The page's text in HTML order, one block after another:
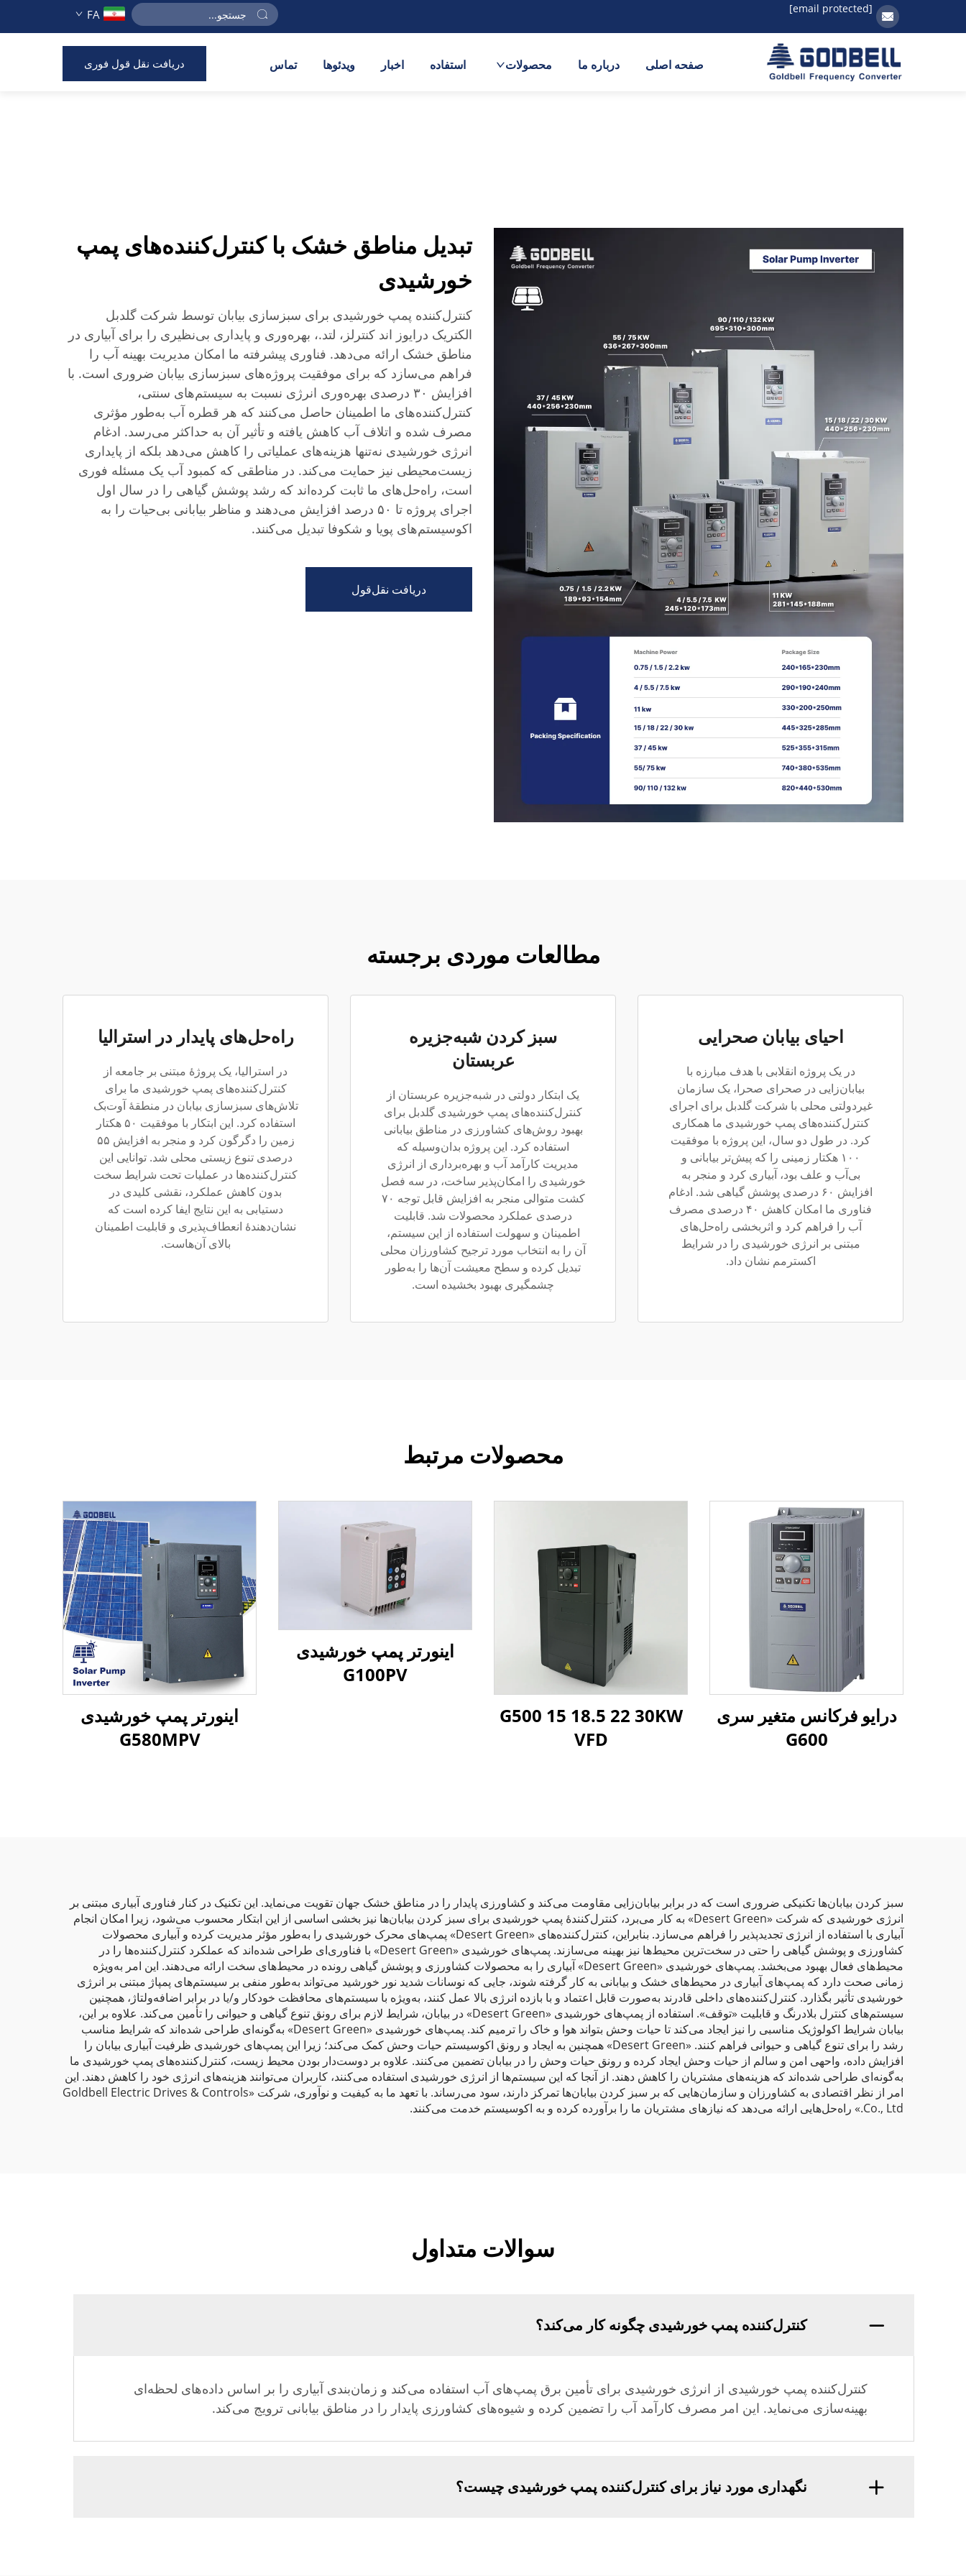
[email protected]
FA
صفحه اصلی درباره ما محصولات استفاده اخبار ویدئوها تماس دریافت نقل قول فوری
تبدیل مناطق خشک با کنترل‌کننده‌های پمپ
خورشیدی
کنترل‌کننده پمپ خورشیدی برای سبزسازی بیابان توسط شرکت گلدبل
الکتریک درایوز اند کنترلز، لتد.، بهره‌وری و پایداری بی‌نظیری را برای آبیاری در
مناطق خشک ارائه می‌دهد. فناوری پیشرفته ما امکان مدیریت بهینه آب را
فراهم می‌سازد که برای موفقیت پروژه‌های سبزسازی بیابان ضروری است. با
افزایش ۳۰ درصدی بهره‌وری انرژی نسبت به سیستم‌های سنتی،
کنترل‌کننده‌های ما اطمینان حاصل می‌کنند که هر قطره آب به‌طور مؤثری
مصرف شده و اتلاف آب کاهش یافته و تأثیر آن به حداکثر می‌رسد. ادغام
انرژی خورشیدی نه‌تنها هزینه‌های عملیاتی را کاهش می‌دهد بلکه از پایداری
زیست‌محیطی نیز حمایت می‌کند. در مناطقی که کمبود آب یک مسئله فوری
است، راه‌حل‌های ما ثابت کرده‌اند که رشد پوشش گیاهی را در سال اول
اجرای پروژه تا ۵۰ درصد افزایش می‌دهند و مناظر بیابانی بی‌حیات را به
اکوسیستم‌های پویا و شکوفا تبدیل می‌کنند.
دریافت نقل‌قول
مطالعات موردی برجسته
احیای بیابان صحرایی
در یک پروژه انقلابی با هدف مبارزه با
بیابان‌زایی در صحرای صحرا، یک سازمان
غیردولتی محلی با شرکت گلدبل برای اجرای
کنترل‌کننده‌های پمپ خورشیدی ما همکاری
کرد. در طول دو سال، این پروژه با موفقیت
۱۰۰ هکتار زمینی را که پیش‌تر بیابانی و
بی‌آب و علف بود، آبیاری کرد و منجر به
افزایش ۶۰ درصدی پوشش گیاهی شد. ادغام
فناوری ما امکان کاهش ۴۰ درصدی مصرف
آب را فراهم کرد و اثربخشی راه‌حل‌های
مبتنی بر انرژی خورشیدی را در شرایط
اکسترمم نشان داد.
سبز کردن شبه‌جزیره
عربستان
یک ابتکار دولتی در شبه‌جزیره عربستان از
کنترل‌کننده‌های پمپ خورشیدی گلدبل برای
بهبود روش‌های کشاورزی در مناطق بیابانی
استفاده کرد. این پروژه بدان‌وسیله که
مدیریت کارآمد آب و بهره‌برداری از انرژی
خورشیدی را امکان‌پذیر ساخت، در سه فصل
کشت متوالی منجر به افزایش قابل توجه ۷۰
درصدی عملکرد محصولات شد. قابلیت
اطمینان و سهولت استفاده از این سیستم،
آن را به انتخاب مورد ترجیح کشاورزان محلی
تبدیل کرده و سطح معیشت آن‌ها را به‌طور
چشمگیری بهبود بخشیده است.
راه‌حل‌های پایدار در استرالیا
در استرالیا، یک پروژهٔ مبتنی بر جامعه از
کنترل‌کننده‌های پمپ خورشیدی ما برای
تلاش‌های سبزسازی بیابان در منطقهٔ آوت‌بک
استفاده کرد. این ابتکار با موفقیت ۵۰ هکتار
زمین را دگرگون کرد و منجر به افزایش ۵۵
درصدی تنوع زیستی محلی شد. توانایی این
کنترل‌کننده‌ها در عملیات تحت شرایط سخت
بدون کاهش عملکرد، نقشی کلیدی در
دستیابی به این نتایج ایفا کرده است که
نشان‌دهندهٔ انعطاف‌پذیری و قابلیت اطمینان
بالای آن‌هاست.
محصولات مرتبط
درایو فرکانس متغیر سری
G600
G500 15 18.5 22 30KW
VFD
اینورتر پمپ خورشیدی
G100PV
اینورتر پمپ خورشیدی
G580MPV
سبز کردن بیابان‌ها تکنیکی ضروری است که در برابر بیابان‌زایی مقاومت می‌کند و کشاورزی پایدار را در مناطق خشک جهان تقویت می‌نماید. این تکنیک در کنار فناوری آبیاری مبتنی بر
انرژی خورشیدی که شرکت «Desert Green» به کار می‌برد، کنترل‌کنندهٔ پمپ خورشیدی برای سبز کردن بیابان‌ها نیز بخشی اساسی از این ابتکار محسوب می‌شود، زیرا امکان انجام
آبیاری با استفاده از انرژی تجدیدپذیر را فراهم می‌سازد. بنابراین، کنترل‌کننده‌های «Desert Green» پمپ‌های محرک خورشیدی را به‌طور مؤثر مدیریت کرده و آبیاری محصولات
کشاورزی و پوشش گیاهی را حتی در سخت‌ترین محیط‌ها نیز بهینه می‌سازند. پمپ‌های خورشیدی «Desert Green» با فناوری‌ای طراحی شده‌اند که عملکرد کنترل‌کننده‌ها را در
محیط‌های فعال بهبود می‌بخشد. پمپ‌های خورشیدی «Desert Green» آبیاری را به محصولات کشاورزی و پوشش گیاهی رونده در محیط‌های سخت ارائه می‌دهند. این امر به‌ویژه
زمانی صحت دارد که پمپ‌های آبیاری در محیط‌های خشک و بیابانی به کار گرفته شوند، جایی که نوسانات شدید نور خورشید می‌تواند به‌طور منفی بر سیستم‌های پمپاژ مبتنی بر انرژی
خورشیدی تأثیر بگذارد. کنترل‌کننده‌های داخلی قادرند به‌صورت قابل اعتماد و با بازده انرژی بالا عمل کنند، به‌ویژه با سیستم‌های محافظت خودکار و/یا در برابر اضافه‌ولتاژ، همچنین
سیستم‌های کنترل بلادرنگ و قابلیت «توقف». استفاده از پمپ‌های خورشیدی «Desert Green» در بیابان، شرایط لازم برای رونق تنوع گیاهی و حیوانی را تأمین می‌کند. علاوه بر این،
بیابان شرایط اکولوژیک مناسبی را نیز ایجاد می‌کند تا حیات وحش بتواند هوا و خاک را ترمیم کند. پمپ‌های خورشیدی «Desert Green» به‌گونه‌ای طراحی شده‌اند که شرایط مناسب
رشد را برای تنوع گیاهی و حیوانی فراهم کنند. «Desert Green» همچنین به ایجاد و رونق اکوسیستم حیات وحش کمک می‌کند؛ زیرا این پمپ‌های خورشیدی ظرفیت آبیاری بیابان را
افزایش داده، واحهی امن و سالم از حیات وحش ایجاد کرده و رونق حیات وحش را در بیابان تضمین می‌کنند. علاوه بر دوست‌دار بودن محیط زیست، کنترل‌کننده‌های پمپ خورشیدی ما
به‌گونه‌ای طراحی شده‌اند که هزینه‌های مشتریان را کاهش دهند. از آنجا که این سیستم‌ها از انرژی خورشیدی استفاده می‌کنند، کاربران می‌توانند هزینه‌های انرژی خود را کاهش دهند. این
امر از نظر اقتصادی به کشاورزان و سازمان‌هایی که بر سبز کردن بیابان‌ها تمرکز دارند، سود می‌رساند. با تعهد ما به کیفیت و نوآوری، شرکت «Goldbell Electric Drives & Controls
Co., Ltd.» راه‌حل‌هایی ارائه می‌دهد که نیازهای مشتریان ما را برآورده کرده و به اکوسیستم خدمت می‌کنند.
سوالات متداول
کنترل‌کننده پمپ خورشیدی چگونه کار می‌کند؟
کنترل‌کننده پمپ خورشیدی از انرژی خورشیدی برای تأمین برق پمپ‌های آب استفاده می‌کند و زمان‌بندی آبیاری را بر اساس داده‌های لحظه‌ای
بهینه‌سازی می‌نماید. این امر مصرف کارآمد آب را تضمین کرده و شیوه‌های کشاورزی پایدار را در مناطق بیابانی ترویج می‌کند.
نگهداری مورد نیاز برای کنترل‌کننده پمپ خورشیدی چیست؟